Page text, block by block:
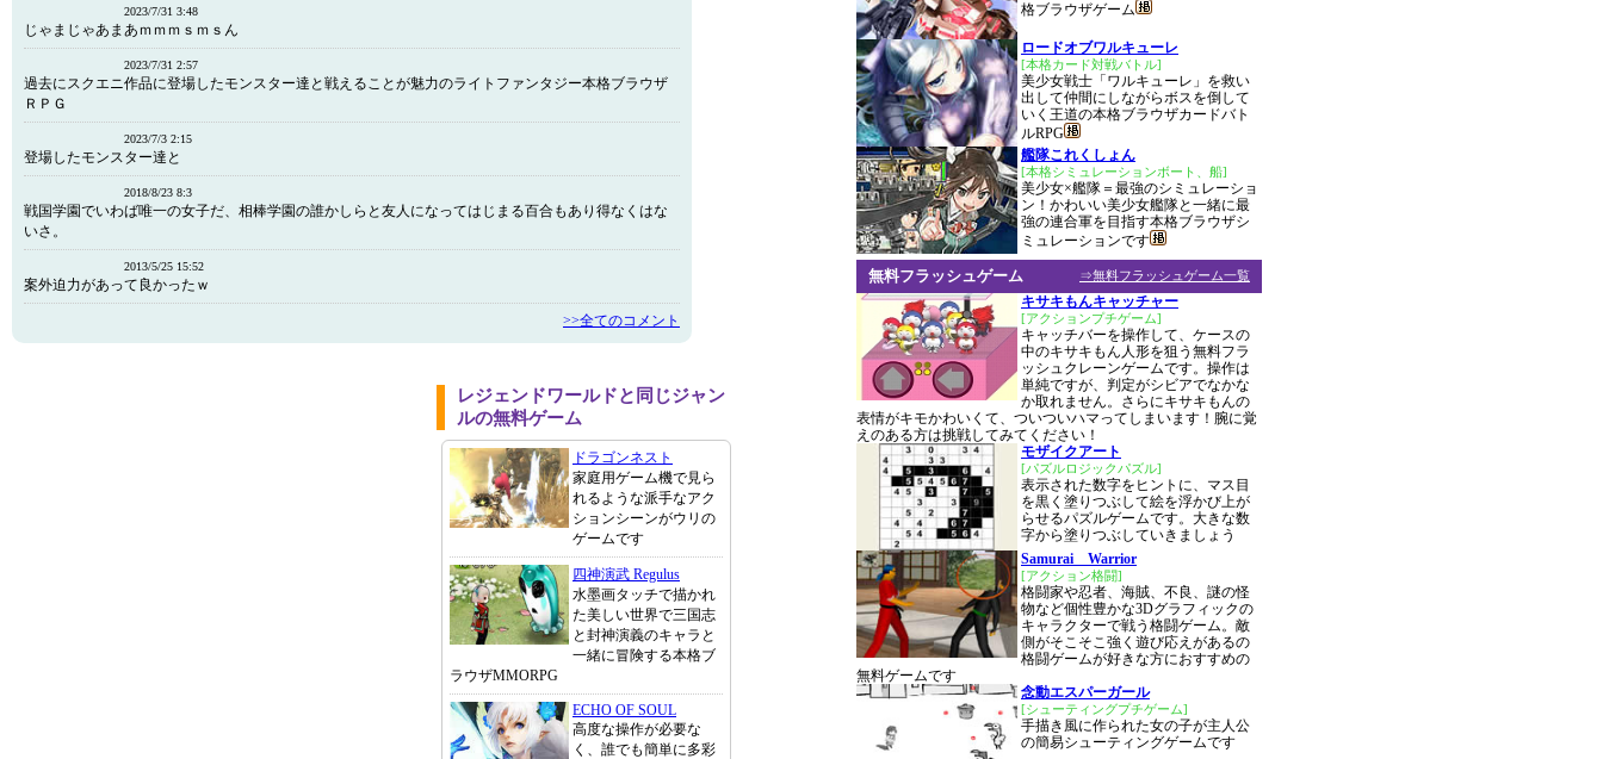
2023/7/31 3:48
じゃまじゃあまあｍｍｍｓｍｓん
2023/7/31 2:57
過去にスクエニ作品に登場したモンスター達と戦えることが魅力のライトファンタジー本格ブラウザ
ＲＰＧ
2023/7/3 2:15
登場したモンスター達と
2018/8/23 8:3
戦国学園でいわば唯一の女子だ、相棒学園の誰かしらと友人になってはじまる百合もあり得なくはな
いさ。
2013/5/25 15:52
案外迫力があって良かったｗ
>>全てのコメント
レジェンドワールドと同じジャン
ルの無料ゲーム
ドラゴンネスト
家庭用ゲーム機で見ら
れるような派手なアク
ションシーンがウリの
ゲームです
四神演武 Regulus
水墨画タッチで描かれ
た美しい世界で三国志
と封神演義のキャラと
一緒に冒険する本格ブ
ラウザMMORPG
ECHO OF SOUL
高度な操作が必要な
く、誰でも簡単に多彩
格ブラウザゲーム
ロードオブワルキューレ
[本格カード対戦バトル]
美少女戦士「ワルキューレ」を救い
出して仲間にしながらボスを倒して
いく王道の本格ブラウザカードバト
ルRPG
艦隊これくしょん
[本格シミュレーションボート、船]
美少女×艦隊＝最強のシミュレーショ
ン！かわいい美少女艦隊と一緒に最
強の連合軍を目指す本格ブラウザシ
ミュレーションです
⇒無料フラッシュゲーム一覧
無料フラッシュゲーム
キサキもんキャッチャー
[アクションプチゲーム]
キャッチバーを操作して、ケースの
中のキサキもん人形を狙う無料フラ
ッシュクレーンゲームです。操作は
単純ですが、判定がシビアでなかな
か取れません。さらにキサキもんの
表情がキモかわいくて、ついついハマってしまいます！腕に覚
えのある方は挑戦してみてください！
モザイクアート
[パズルロジックパズル]
表示された数字をヒントに、マス目
を黒く塗りつぶして絵を浮かび上が
らせるパズルゲームです。大きな数
字から塗りつぶしていきましょう
Samurai Warrior
[アクション格闘]
格闘家や忍者、海賊、不良、謎の怪
物など個性豊かな3Dグラフィックの
キャラクターで戦う格闘ゲーム。敵
側がそこそこ強く遊び応えがあるの
格闘ゲームが好きな方におすすめの
無料ゲームです
念動エスパーガール
[シューティングプチゲーム]
手描き風に作られた女の子が主人公
の簡易シューティングゲームです